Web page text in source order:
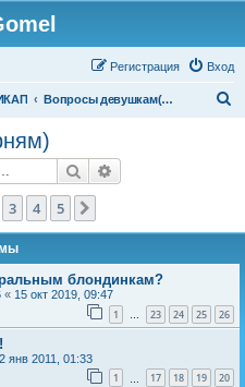
Вход
Регистрация
Вопросы девушкам(парням)
Поиск
3 4 5
блондинкам?
« 15 окт 2019, 09:47
1 … 23 24 25 26
янв 2011, 01:33
1 17 18 19 20